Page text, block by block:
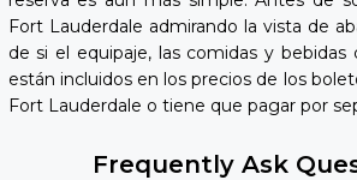
Fort Lauderdale admirando la vista de
de si el equipaje, las comidas y
están incluidos en los precios de los
Fort Lauderdale o tiene que pagar por
Frequently Ask